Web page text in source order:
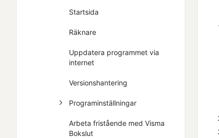
Startsida
Räknare
Uppdatera programmet via
internet
Versionshantering
Programinställningar
Arbeta fristående med Visma
Bokslut